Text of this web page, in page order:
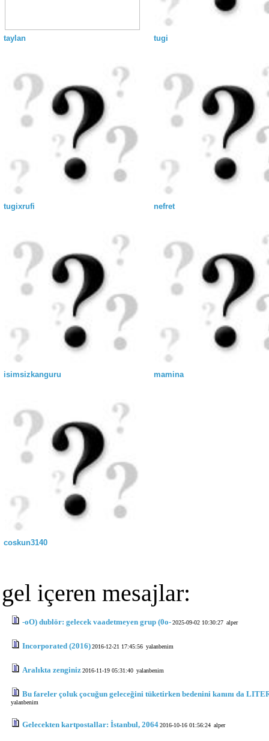
taylan tugi
tugixrufi nefret
isimsizkanguru mamina
coskun3140
gel içeren mesajlar:
-oO) dublör: gelecek vaadetmeyen grup (0o-2025-09-02 10:30:27 alper
Incorporated (2016)2016-12-21 17:45:56 yalanbenim
Aralıkta zenginiz2016-11-19 05:31:40 yalanbenim
Bu fareler çoluk çocuğun geleceğini tüketirken bedenini kanını da
yalanbenim
Gelecekten kartpostallar: İstanbul, 20642016-10-16 01:56:24 alper